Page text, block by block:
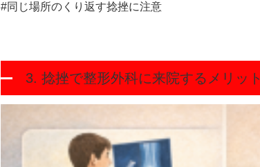
#同じ場所のくり返す捻挫に注意
3. 捻挫で整形外科に来院するメリット